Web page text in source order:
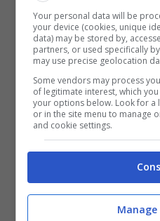
consueto periodo di
addirittura il
acquistato conuna
prezzo originale del
chechi volesse
solamente 49,90€
nei negozi o sugli
metterlo nel carrello!
Your personal data will be
your device (cookies, unique
data) may be stored by,
partners, or used specifically
may use precise geolocation
Some vendors may process
of legitimate interest, which
your options below. Look for a
or in the site menu to manage
and cookie settings.